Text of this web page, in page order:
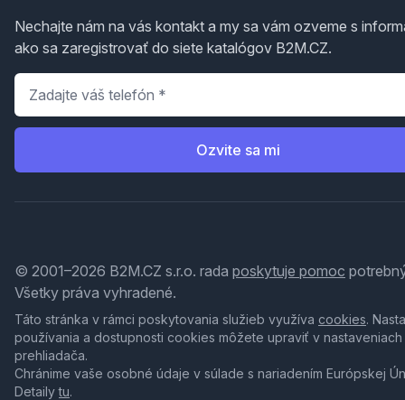
Nechajte nám na vás kontakt a my sa vám ozveme s
ako sa zaregistrovať do siete katalógov B2M.CZ.
Telefón
Ozvite sa mi
© 2001–2026 B2M.CZ s.r.o. rada poskytuje pomoc
Všetky práva vyhradené.
Táto stránka v rámci poskytovania služieb využíva cookies.
používania a dostupnosti cookies môžete upraviť v nastaveniach
prehliadača.
Chránime vaše osobné údaje v súlade s nariadením Európskej
Detailytu.